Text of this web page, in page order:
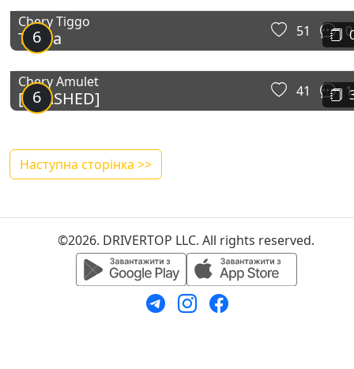
6
Chery Tiggo
Тигра 51 0
6
Chery Amulet
[CRASHED] 41 1
Наступна сторінка >>
©2026. DRIVERTOP LLC. All rights reserved.